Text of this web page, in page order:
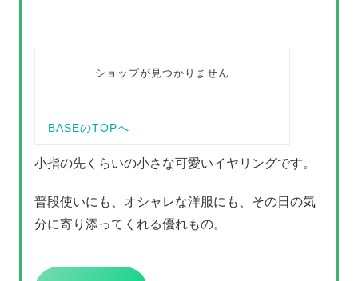
小指の先くらいの小さな可愛いイヤリングです。
普段使いにも、オシャレな洋服にも、その日の気
分に寄り添ってくれる優れもの。